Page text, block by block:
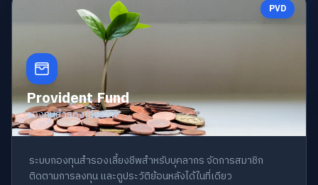
PVD
Provident Fund
กองทุนสำรองเลี้ยงชีพ
ระบบกองทุนสำรองเลี้ยงชีพสำหรับบุคลากร จัดการสมาชิก
ติดตามการลงทุน และดูประวัติย้อนหลังได้ในที่เดียว